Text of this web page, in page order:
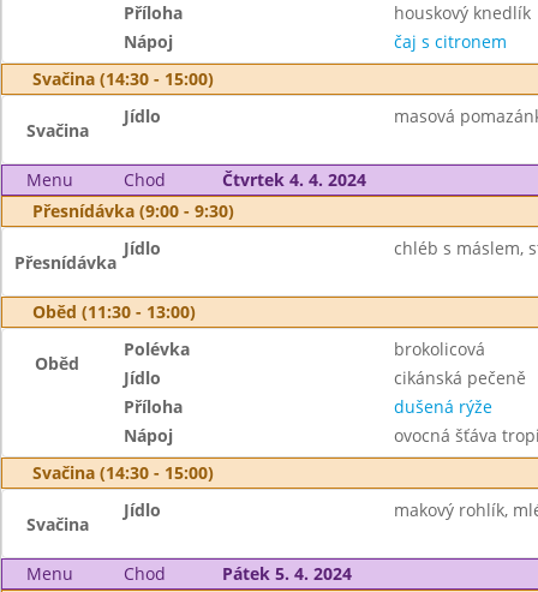
Příloha
houskový knedlík
Nápoj
čaj s citronem
Svačina (14:30 - 15:00)
Svačina
Jídlo masová
Menu Chod
Čtvrtek 4. 4. 2024
Přesnídávka (9:00 - 9:30)
Přesnídávka
Jídlo chléb s máslem,
Oběd (11:30 - 13:00)
Oběd
Polévka
brokolicová
Jídlo
cikánská pečeně
Příloha
dušená rýže
Nápoj
ovocná šťáva
Svačina (14:30 - 15:00)
Svačina
Jídlo makový rohlík,
Menu Chod
Pátek 5. 4. 2024